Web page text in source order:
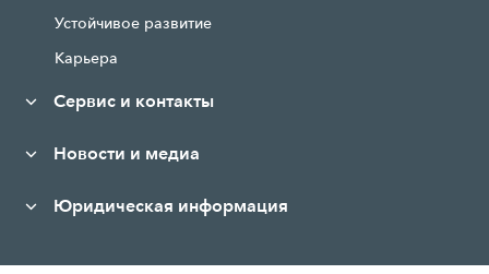
Устойчивое развитие
Карьера
Сервис и контакты
Новости и медиа
Юридическая информация